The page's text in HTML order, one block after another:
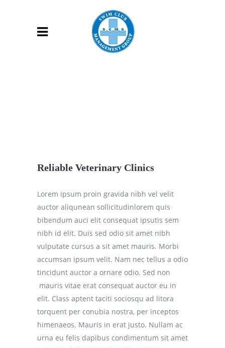
Reliable Veterinary Clinics
Lorem ipsum proin gravida nibh vel velit
auctor aliqunean sollicitudinlorem quis
bibendum auci elit consequat ipsutis sem
nibh id elit. Duis sed odio sit amet nibh
vulputate cursus a sit amet mauris. Morbi
accumsan ipsum velit. Nam nec tellus a odio
tincidunt auctor a ornare odio. Sed non
mauris vitae erat consequat auctor eu in
elit. Class aptent taciti sociosqu ad litora
torquent per conubia nostra, per inceptos
himenaeos. Mauris in erat justo. Nullam ac
urna eu felis dapibus condimentum sit amet